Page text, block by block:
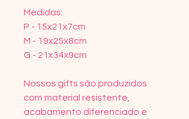
Medidas:
P - 15x21x7cm
M - 19x25x8cm
G - 21x34x9cm
Nossos gifts são produzidos
com material resistente,
acabamento diferenciado e